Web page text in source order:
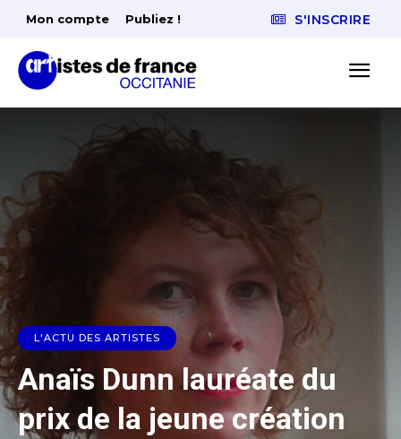
Mon compte Publiez ! S'INSCRIRE
L'ACTU DES ARTISTES
Anaïs Dunn lauréate du
prix de la jeune création